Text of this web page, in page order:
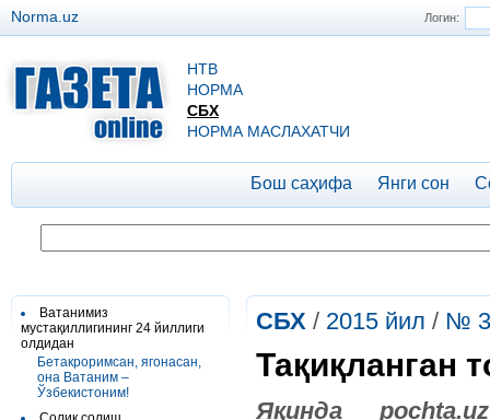
Логин:
Norma.uz
НТВ
НОРМА
СБХ
НОРМА МАСЛАХАТЧИ
Бош саҳифа Янги сон
Ватанимиз
мустақиллигининг 24 йиллиги
олдидан
Бетакроримсан, ягонасан,
она Ватаним –
Ўзбекистоним!
СБХ / 2015 йил / №
Тақиқланган
Яқинда pochta.uz